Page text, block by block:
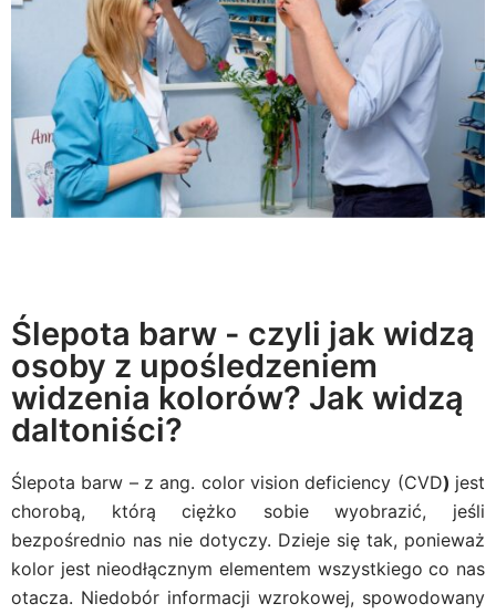
Ślepota barw - czyli jak widzą
osoby z upośledzeniem
widzenia kolorów? Jak widzą
daltoniści?
Ślepota barw – z ang. color vision deficiency (CVD) jest
chorobą, którą ciężko sobie wyobrazić, jeśli
bezpośrednio nas nie dotyczy. Dzieje się tak, ponieważ
kolor jest nieodłącznym elementem wszystkiego co nas
otacza. Niedobór informacji wzrokowej, spowodowany